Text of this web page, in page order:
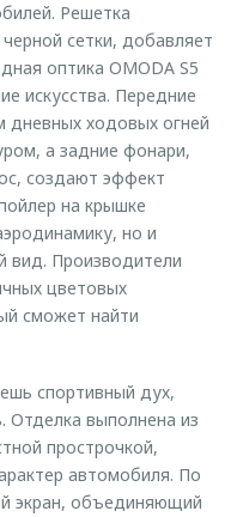
Решетка
сетки, добавляет
оптика OMODA S5
искусства. Передние
дневных ходовых огней
а задние фонари,
создают эффект
на крышке
но и
вид. Производители
цветовых
сможет найти
спортивный дух,
выполнена из
прострочкой,
автомобиля. По
экран, объединяющий